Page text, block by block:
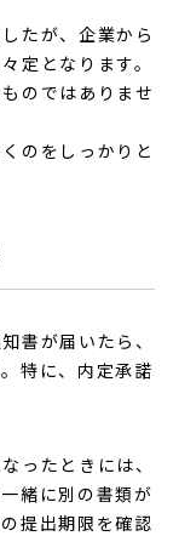
たが、企業から
定となります。
のではありませ
のをしっかりと
書が届いたら、
特に、内定承諾
ったときには、
緒に別の書類が
提出期限を確認